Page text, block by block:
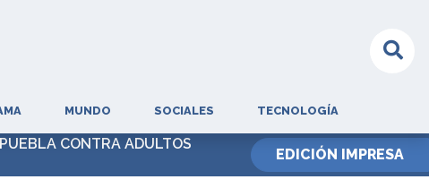
MUNDO SOCIALES TECNOLOGÍA
CONTRA ADULTOS
EDICIÓN IMPRESA